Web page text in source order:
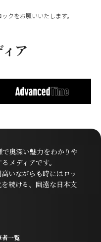
クをお願いいたします。
ア
奥深い魅力をわかりや
メディアです。
いながらも時にはロッ
続ける、幽遠な日本文
者一覧